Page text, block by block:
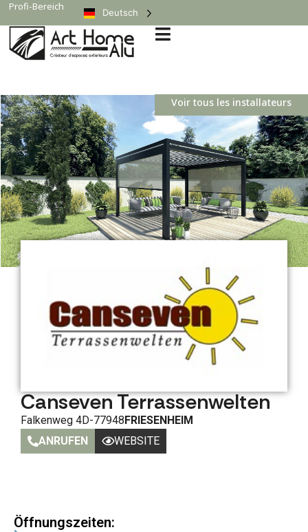
Profi-Bereich Deutsch
Canseven Terrassenwelten
Falkenweg 4D-77948FRIESENHEIM
ANRUFEN
WEBSITE
Öffnungszeiten:
Voir tous les installateurs